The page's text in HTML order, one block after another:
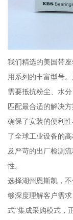
我们精选的美国带
用系列的丰富型号
需要抵抗粉尘、水
匹配最合适的解决
确保了安装的便利
了全球工业设备的
及严苛的出厂检测
性。
选择湖州恩斯凯，
够深度理解客户需
式”集成采购模式，